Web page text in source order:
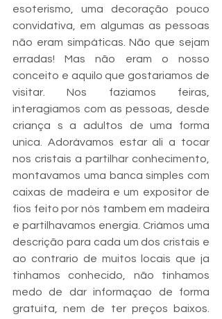
esoterismo, uma decoração pouco
convidativa, em algumas as pessoas
não eram simpáticas. Não que sejam
erradas! Mas não eram o nosso
conceito e aquilo que gostariamos de
visitar. Nos faziamos feiras,
interagiamos com as pessoas, desde
criança s a adultos de uma forma
unica. Adorávamos estar ali a tocar
nos cristais a partilhar conhecimento,
montavamos uma banca simples com
caixas de madeira e um expositor de
fios feito por nós tambem em madeira
e partilhavamos energia. Criámos uma
descrição para cada um dos cristais e
ao contrario de muitos locais que ja
tinhamos conhecido, não tinhamos
medo de dar informaçao de forma
gratuita, nem de ter preços baixos.